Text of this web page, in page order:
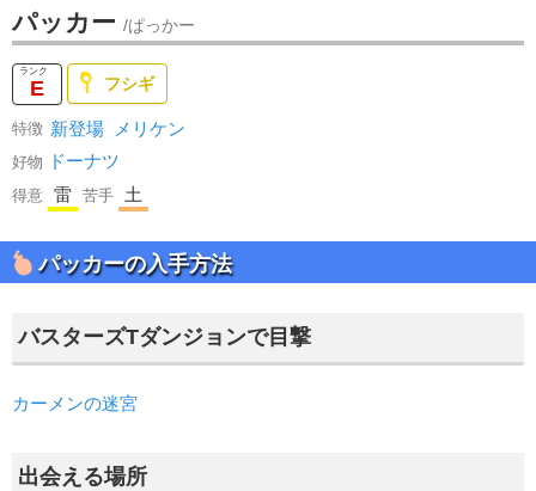
パッカー /ぱっかー
E フシギ
特徴 新登場 メリケン
好物 ドーナツ
得意 雷 苦手 土
パッカーの入手方法
バスターズTダンジョンで目撃
カーメンの迷宮
出会える場所